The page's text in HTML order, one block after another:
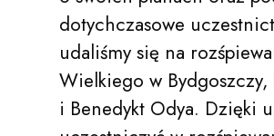
nasdotychczasowe
udaliśmy się na
Wielkiego w
i Benedykt Odya. Dzięki